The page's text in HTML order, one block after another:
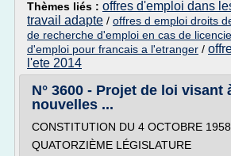
Thèmes liés : offres d'emploi dans
travail adapte / offres d emploi droits
de recherche d'emploi en cas de
d'emploi pour francais a l'etranger /
l'ete 2014
N° 3600 - Projet de loi visant
nouvelles ...
CONSTITUTION DU 4 OCTOBRE 1958
QUATORZIÈME LÉGISLATURE